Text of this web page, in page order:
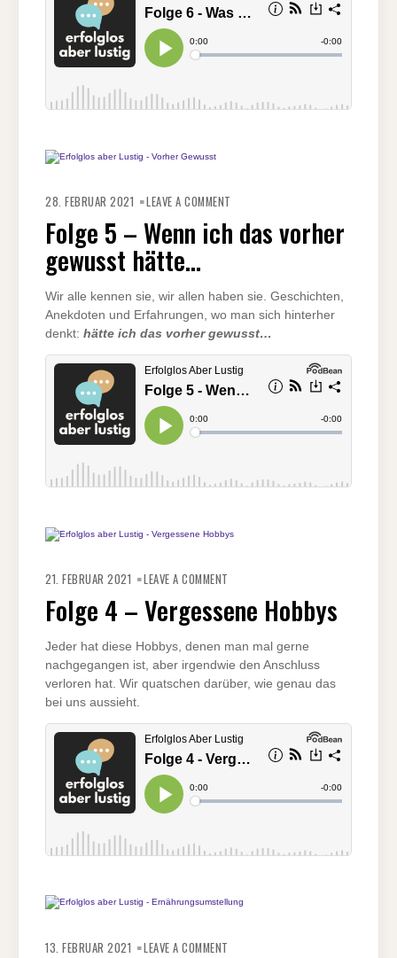
28. FEBRUAR 2021 LEAVE A COMMENT
WENN
ICH
Folge 5 – Wenn ich das vorher
gewusst hätte…
Wir alle kennen sie, wir allen haben sie. Geschichten,
Anekdoten und Erfahrungen, wo man sich hinterher
denkt: hätte ich das vorher gewusst…
21. FEBRUAR 2021 LEAVE A COMMENT
VERGESSENE
HOBBYS
Folge 4 – Vergessene Hobbys
Jeder hat diese Hobbys, denen man mal gerne
nachgegangen ist, aber irgendwie den Anschluss
verloren hat. Wir quatschen darüber, wie genau das
bei uns aussieht.
13. FEBRUAR 2021 LEAVE A COMMENT